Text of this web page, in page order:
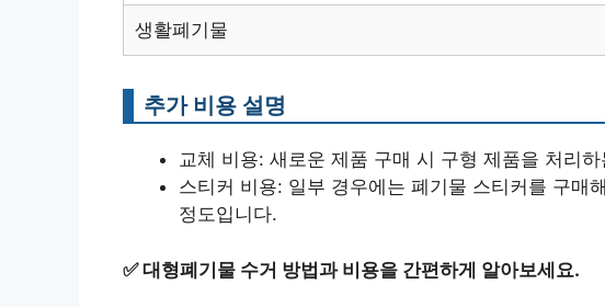
생활폐기물
추가 비용 설명
교체 비용: 새로운 제품 구매 시 구형 제품을 처리
스티커 비용: 일부 경우에는 폐기물 스티커를 구매
정도입니다.
✅대형폐기물 수거 방법과 비용을 간편하게 알아보세요.